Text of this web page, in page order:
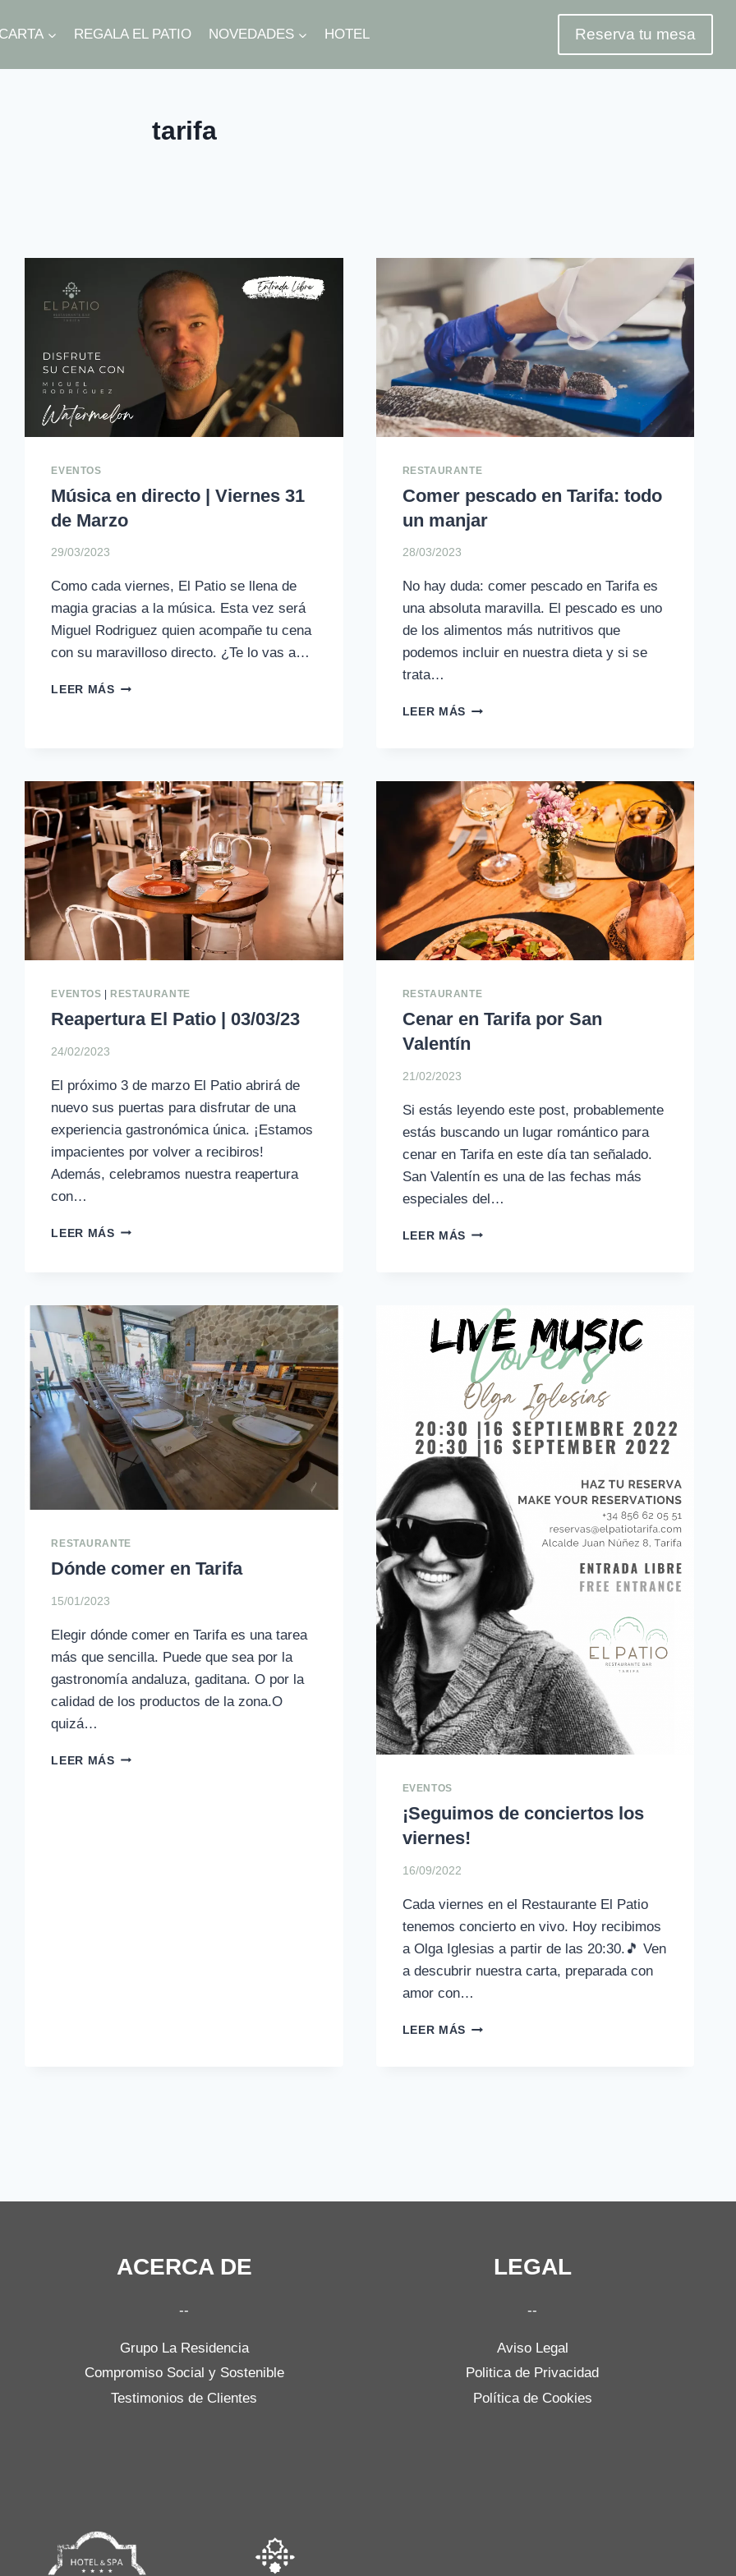
CARTA REGALA EL PATIO NOVEDADES HOTEL Reserva tu mesa
tarifa
EVENTOS
Música en directo | Viernes 31
de Marzo
29/03/2023
Como cada viernes, El Patio se llena de
magia gracias a la música. Esta vez será
Miguel Rodriguez quien acompañe tu cena
con su maravilloso directo. ¿Te lo vas a…
LEER MÁSMÚSICA
DE
MARZO
RESTAURANTE
Comer pescado en Tarifa: todo
un manjar
28/03/2023
No hay duda: comer pescado en Tarifa es
una absoluta maravilla. El pescado es uno
de los alimentos más nutritivos que
podemos incluir en nuestra dieta y si se
trata…
LEER MÁS COMER
UN
MANJAR
EVENTOS RESTAURANTE
Reapertura El Patio | 03/03/23
24/02/2023
El próximo 3 de marzo El Patio abrirá de
nuevo sus puertas para disfrutar de una
experiencia gastronómica única. ¡Estamos
impacientes por volver a recibiros!
Además, celebramos nuestra reapertura
con…
LEER MÁSREAPERTURA
RESTAURANTE
Cenar en Tarifa por San
Valentín
21/02/2023
Si estás leyendo este post, probablemente
estás buscando un lugar romántico para
cenar en Tarifa en este día tan señalado.
San Valentín es una de las fechas más
especiales del…
LEER MÁS CENAR
VALENTÍN
RESTAURANTE
Dónde comer en Tarifa
15/01/2023
Elegir dónde comer en Tarifa es una tarea
más que sencilla. Puede que sea por la
gastronomía andaluza, gaditana. O por la
calidad de los productos de la zona.O
quizá…
LEER MÁSDÓNDE
EVENTOS
¡Seguimos de conciertos los
viernes!
16/09/2022
Cada viernes en el Restaurante El Patio
tenemos concierto en vivo. Hoy recibimos
a Olga Iglesias a partir de las 20:30.🎵 Ven
a descubrir nuestra carta, preparada con
amor con…
LEER MÁS ¡SEGUIMOS
ACERCA DE
--
Grupo La Residencia
Compromiso Social y Sostenible
Testimonios de Clientes
LEGAL
--
Aviso Legal
Politica de Privacidad
Política de Cookies